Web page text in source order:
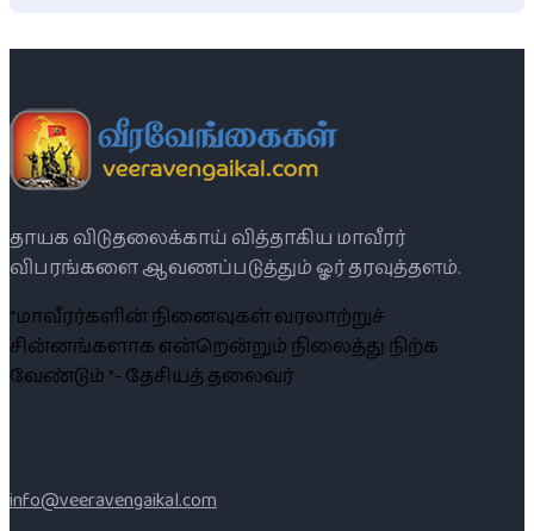
தாயக விடுதலைக்காய் வித்தாகிய மாவீரர்
விபரங்களை ஆவணப்படுத்தும் ஓர் தரவுத்தளம்.
“மாவீரர்களின் நினைவுகள் வரலாற்றுச்
சின்னங்களாக என்றென்றும் நிலைத்து நிற்க
வேண்டும் ”- தேசியத் தலைவர்
info@veeravengaikal.com